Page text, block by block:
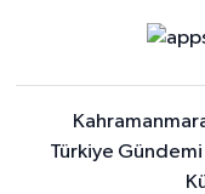
Türkiye Gündemi